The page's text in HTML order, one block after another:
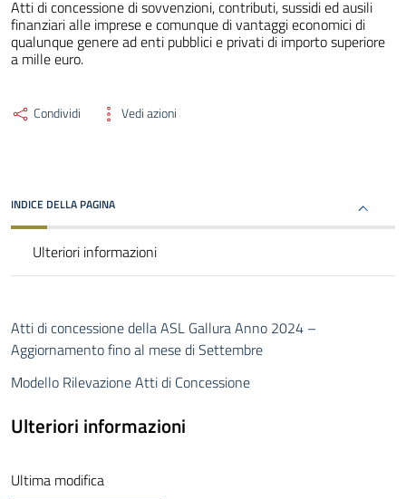
Atti di concessione di sovvenzioni, contributi, sussidi ed ausili
finanziari alle imprese e comunque di vantaggi economici di
qualunque genere ad enti pubblici e privati di importo superiore
a mille euro.
Condividi Vedi azioni
INDICE DELLA PAGINA
Ulteriori informazioni
Atti di concessione della ASL Gallura Anno 2024 –
Aggiornamento fino al mese di Settembre
Modello Rilevazione Atti di Concessione
Ulteriori informazioni
Ultima modifica